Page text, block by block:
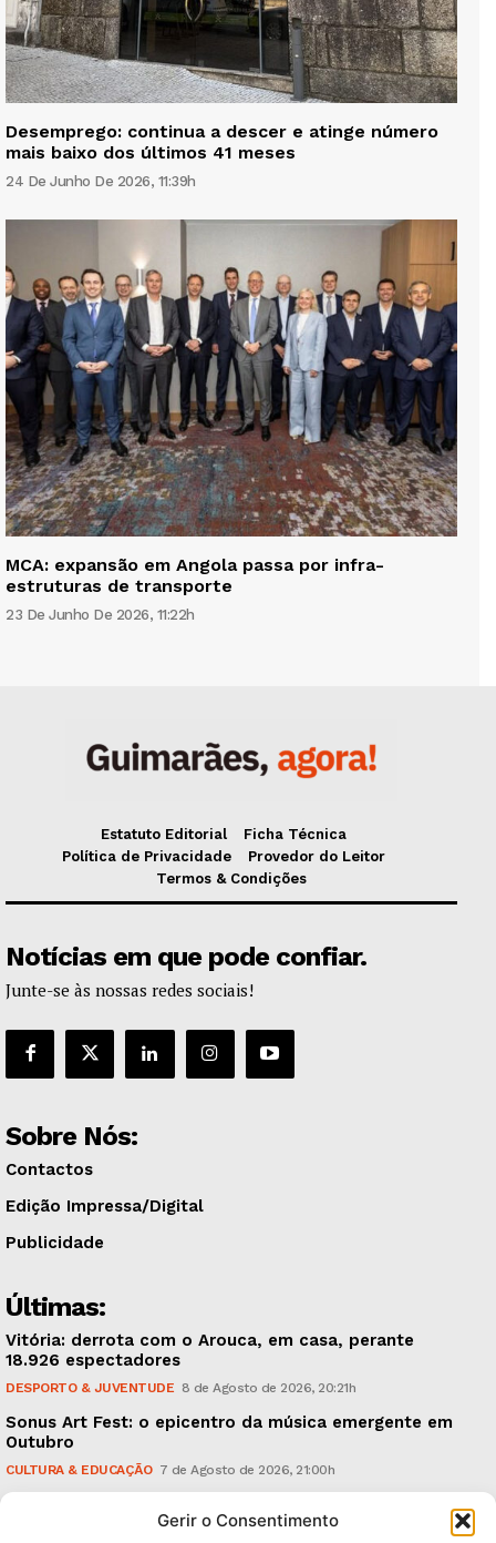
Gerir o Consentimento
Desemprego: continua a descer e atinge número
mais baixo dos últimos 41 meses
24 De Junho De 2026, 11:39h
MCA: expansão em Angola passa por infra-
estruturas de transporte
23 De Junho De 2026, 11:22h
Estatuto Editorial
Ficha Técnica
Política de Privacidade
Provedor do Leitor
Termos & Condições
Notícias em que pode confiar.
Junte-se às nossas redes sociais!
Sobre Nós:
Contactos
Edição Impressa/Digital
Publicidade
Últimas:
Vitória: derrota com o Arouca, em casa, perante
18.926 espectadores
DESPORTO & JUVENTUDE 8 de Agosto de 2026, 20:21h
Sonus Art Fest: o epicentro da música emergente em
Outubro
CULTURA & EDUCAÇÃO 7 de Agosto de 2026, 21:00h